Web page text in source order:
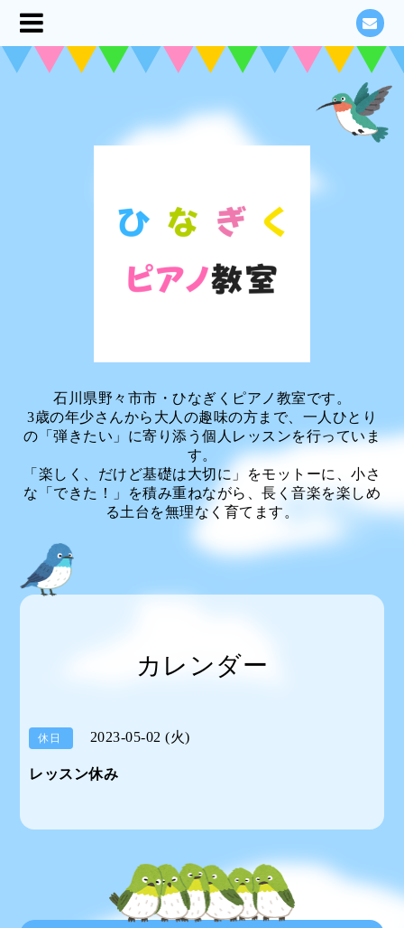
石川県野々市市・ひなぎくピアノ教室です。
3歳の年少さんから大人の趣味の方まで、一人ひとり
の「弾きたい」に寄り添う個人レッスンを行っていま
す。
「楽しく、だけど基礎は大切に」をモットーに、小さ
な「できた！」を積み重ねながら、長く音楽を楽しめ
る土台を無理なく育てます。
カレンダー
休日 2023-05-02 (火)
レッスン休み